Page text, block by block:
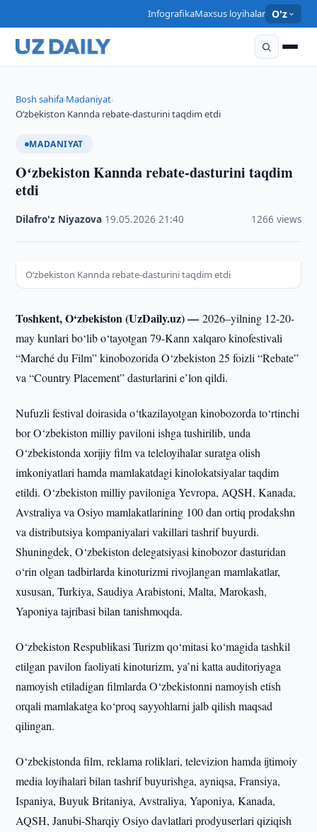
InfografikaMaxsus loyihalar O'z
Bosh sahifa›Madaniyat›
Oʻzbekiston Kannda rebate-dasturini taqdim etdi
MADANIYAT
Oʻzbekiston Kannda rebate-dasturini taqdim
etdi
Dilafro'z Niyazova 19.05.2026 ·21:40 1266 views
Oʻzbekiston Kannda rebate-dasturini taqdim etdi
Toshkent, O‘zbekiston (UzDaily.uz) —​2026–yilning 12-20-
may kunlari bo‘lib o‘tayotgan 79-Kann xalqaro kinofestivali
“Marché du Film” kinobozorida O‘zbekiston 25 foizli “Rebate”
va “Country Placement” dasturlarini e’lon qildi.
Nufuzli festival doirasida o‘tkazilayotgan kinobozorda to‘rtinchi
bor O‘zbekiston milliy paviloni ishga tushirilib, unda
O‘zbekistonda xorijiy film va teleloyihalar suratga olish
imkoniyatlari hamda mamlakatdagi kinolokatsiyalar taqdim
etildi. O‘zbekiston milliy paviloniga Yevropa, AQSH, Kanada,
Avstraliya va Osiyo mamlakatlarining 100 dan ortiq prodakshn
va distributsiya kompaniyalari vakillari tashrif buyurdi.
Shuningdek, O‘zbekiston delegatsiyasi kinobozor dasturidan
o‘rin olgan tadbirlarda kinoturizmi rivojlangan mamlakatlar,
xususan, Turkiya, Saudiya Arabistoni, Malta, Marokash,
Yaponiya tajribasi bilan tanishmoqda.
O‘zbekiston Respublikasi Turizm qo‘mitasi ko‘magida tashkil
etilgan pavilon faoliyati kinoturizm, ya’ni katta auditoriyaga
namoyish etiladigan filmlarda O‘zbekistonni namoyish etish
orqali mamlakatga ko‘proq sayyohlarni jalb qilish maqsad
qilingan.
O‘zbekistonda film, reklama roliklari, televizion hamda ijtimoiy
media loyihalari bilan tashrif buyurishga, ayniqsa, Fransiya,
Ispaniya, Buyuk Britaniya, Avstraliya, Yaponiya, Kanada,
AQSH, Janubi-Sharqiy Osiyo davlatlari prodyuserlari qiziqish